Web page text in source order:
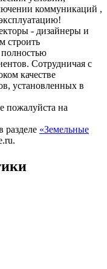
коммуникаций ,
- дизайнеры и
строить
Сотрудничая с
качестве
установленных в
пожалуйста на
разделе «Земельные